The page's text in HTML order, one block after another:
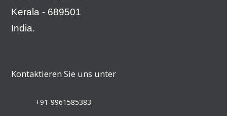
Kerala - 689501
India.
Kontaktieren Sie uns unter
+91-9961585383